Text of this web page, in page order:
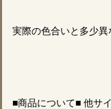
実際の色合いと多少
■商品について■ 他サ